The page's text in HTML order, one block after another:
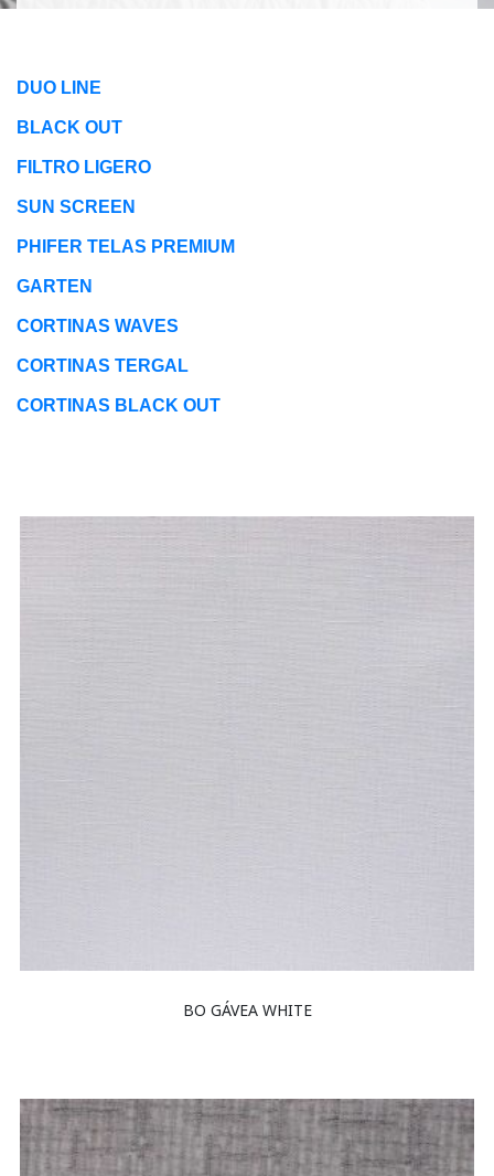
DUO LINE
BLACK OUT
FILTRO LIGERO
SUN SCREEN
PHIFER TELAS PREMIUM
GARTEN
CORTINAS WAVES
CORTINAS TERGAL
CORTINAS BLACK OUT
BO GÁVEA WHITE